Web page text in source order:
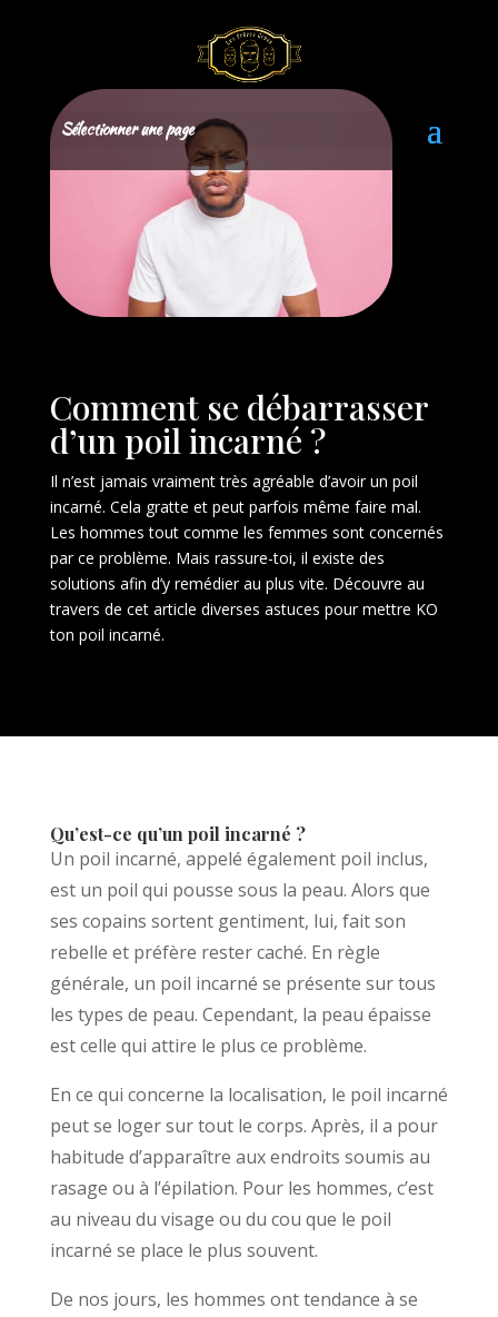
Sélectionner une page
Comment se débarrasser
d’un poil incarné ?
Il n’est jamais vraiment très agréable d’avoir un poil
incarné. Cela gratte et peut parfois même faire mal.
Les hommes tout comme les femmes sont concernés
par ce problème. Mais rassure-toi, il existe des
solutions afin d’y remédier au plus vite. Découvre au
travers de cet article diverses astuces pour mettre KO
ton poil incarné.
Qu’est-ce qu’un poil incarné ?
Un poil incarné, appelé également poil inclus,
est un poil qui pousse sous la peau. Alors que
ses copains sortent gentiment, lui, fait son
rebelle et préfère rester caché. En règle
générale, un poil incarné se présente sur tous
les types de peau. Cependant, la peau épaisse
est celle qui attire le plus ce problème.
En ce qui concerne la localisation, le poil incarné
peut se loger sur tout le corps. Après, il a pour
habitude d’apparaître aux endroits soumis au
rasage ou à l’épilation. Pour les hommes, c’est
au niveau du visage ou du cou que le poil
incarné se place le plus souvent.
De nos jours, les hommes ont tendance à se